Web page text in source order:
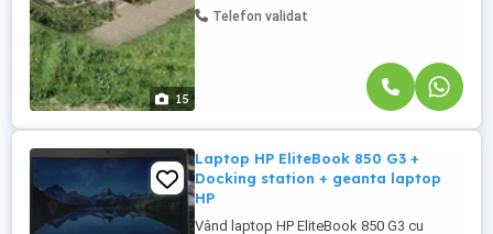
15
Telefon validat
Laptop HP EliteBook 850 G3 +
Docking station + geanta laptop
HP
Vând laptop HP EliteBook 850 G3 cu